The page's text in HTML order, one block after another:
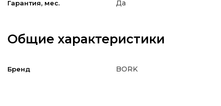
Гарантия, мес. Да
Общие характеристики
Бренд BORK